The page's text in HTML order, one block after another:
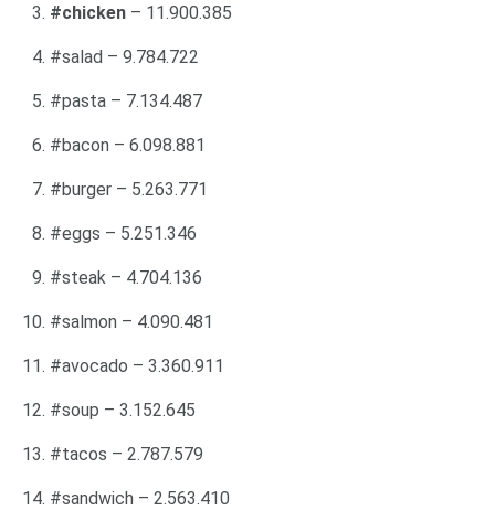
#chicken – 11.900.385
#salad – 9.784.722
#pasta – 7.134.487
#bacon – 6.098.881
#burger – 5.263.771
#eggs – 5.251.346
#steak – 4.704.136
#salmon – 4.090.481
#avocado – 3.360.911
#soup – 3.152.645
#tacos – 2.787.579
#sandwich – 2.563.410